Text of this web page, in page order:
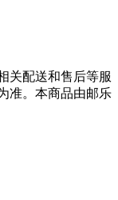
关配送和售后等服
准。本商品由邮乐